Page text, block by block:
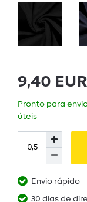
9,40 EUR
Pronto para
úteis
Envio rápido
30 dias de